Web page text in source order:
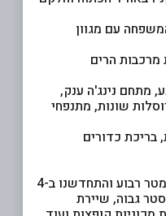
עם מגוון
מרכבות הרים
מתחם נינג'ה ענק,
שונות, מתנפחי
בריכת כדורים
הרחבנו את הפארק בעוד 1000 מטר רבוע והתחדשנו ב-4
גבוה, שיירת